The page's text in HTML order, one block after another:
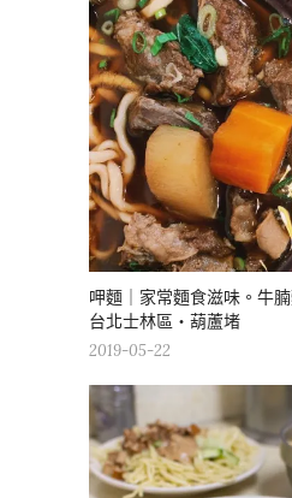
呷麵｜家常麵食滋味。牛腩
台北士林區・葫蘆堵
2019-05-22